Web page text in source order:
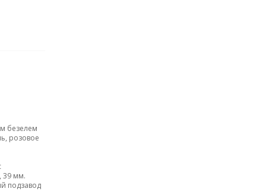
безелем
розовое
39 мм.
подзавод